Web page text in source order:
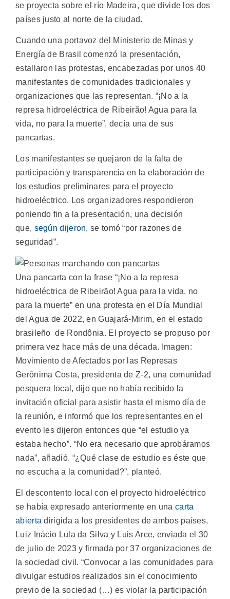
se proyecta sobre el río Madeira, que divide los dos
países justo al norte de la ciudad.
Cuando una portavoz del Ministerio de Minas y
Energía de Brasil comenzó la presentación,
estallaron las protestas, encabezadas por unos 40
manifestantes de comunidades tradicionales y
organizaciones que las representan. “¡No a la
represa hidroeléctrica de Ribeirão! Agua para la
vida, no para la muerte”, decía una de sus
pancartas.
Los manifestantes se quejaron de la falta de
participación y transparencia en la elaboración de
los estudios preliminares para el proyecto
hidroeléctrico. Los organizadores respondieron
poniendo fin a la presentación, una decisión
que, según dijeron, se tomó “por razones de
seguridad”.
Una pancarta con la frase “¡No a la represa
hidroeléctrica de Ribeirão! Agua para la vida, no
para la muerte” en una protesta en el Día Mundial
del Agua de 2022, en Guajará-Mirim, en el estado
brasileño de Rondônia. El proyecto se propuso por
primera vez hace más de una década. Imagen:
Movimiento de Afectados por las Represas
Gerônima Costa, presidenta de Z-2, una comunidad
pesquera local, dijo que no había recibido la
invitación oficial para asistir hasta el mismo día de
la reunión, e informó que los representantes en el
evento les dijeron entonces que “el estudio ya
estaba hecho”. “No era necesario que aprobáramos
nada”, añadió. “¿Qué clase de estudio es éste que
no escucha a la comunidad?”, planteó.
El descontento local con el proyecto hidroeléctrico
se había expresado anteriormente en una carta
abierta dirigida a los presidentes de ambos países,
Luiz Inácio Lula da Silva y Luis Arce, enviada el 30
de julio de 2023 y firmada por 37 organizaciones de
la sociedad civil. “Convocar a las comunidades para
divulgar estudios realizados sin el conocimiento
previo de la sociedad (…) es violar la participación